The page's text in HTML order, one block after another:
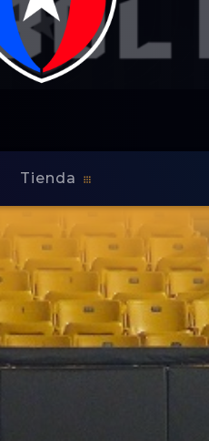
Tienda